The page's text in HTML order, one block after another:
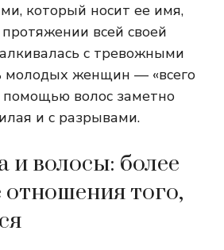
который носит ее имя,
всей своей
с тревожными
молодых женщин — «всего
волос заметно
и с разрывами.
и волосы: более
того,